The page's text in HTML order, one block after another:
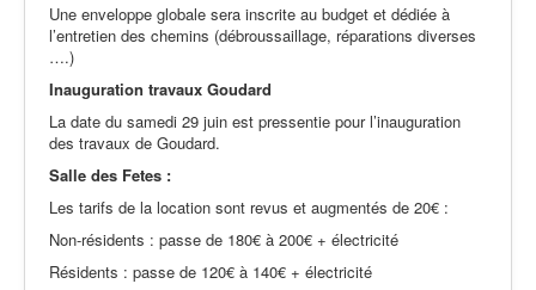
Une enveloppe globale sera inscrite au budget et dédiée à
l’entretien des chemins (débroussaillage, réparations diverses
….)
Inauguration travaux Goudard
La date du samedi 29 juin est pressentie pour l’inauguration
des travaux de Goudard.
Salle des Fetes :
Les tarifs de la location sont revus et augmentés de 20€ :
Non-résidents : passe de 180€ à 200€ + électricité
Résidents : passe de 120€ à 140€ + électricité